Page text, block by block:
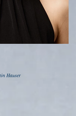
Hauser